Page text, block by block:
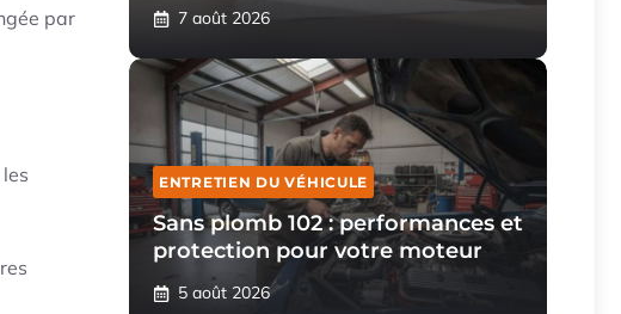
par
7 août 2026
ENTRETIEN DU VÉHICULE
Sans plomb 102 : performances et
protection pour votre moteur
5 août 2026